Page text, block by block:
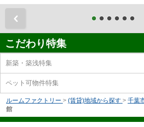
こだわり特集
新築・築浅特集
ペット可物件特集
ルームファクトリー > (賃貸)地域から探す > 千葉
館